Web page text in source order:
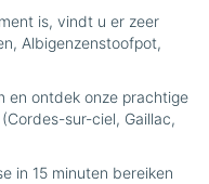
is, vindt u er zeer
Albigenzenstoofpot,
en ontdek onze prachtige
sur-ciel, Gaillac,
in 15 minuten bereiken